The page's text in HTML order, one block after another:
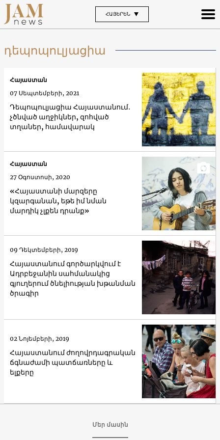
ՀԱՅԵՐԵՆ
դեպոպուլյացիա
Դեպոպուլյացիա Հայաստանում․
չծնված աղջիկներ, զոհված
տղաներ, համավարակ
Հայաստան
07 Սեպտեմբերի, 2021
«Հայաստանի մարզերը
կզարգանան, եթե իմ նման
մարդիկ չլքեն դրանք»
Հայաստան
27 Օգոստոսի, 2020
Հայաստանում գործարկվում է
Ադրբեջանին սահմանակից
գյուղերում ծնելիության խթանման
ծրագիր
09 Դեկտեմբերի, 2019
Հայաստանում ժողովրդագրական
ճգնաժամի պատճառները և
ելքերը
02 Նոյեմբերի, 2019
Մեր մասին